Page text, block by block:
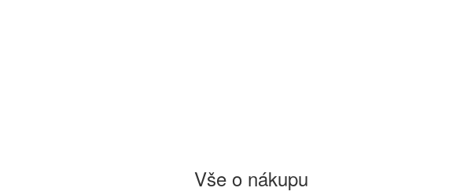
Vše o nákupu